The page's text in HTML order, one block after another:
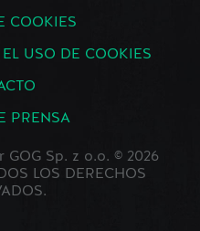
COOKIES
USO DE COOKIES
PRENSA
Sp. z o.o. © 2026
LOS DERECHOS